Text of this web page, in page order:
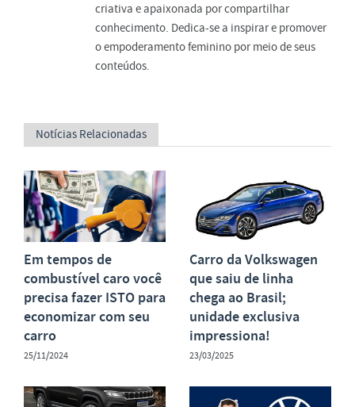
criativa e apaixonada por compartilhar
conhecimento. Dedica-se a inspirar e promover
o empoderamento feminino por meio de seus
conteúdos.
Notícias Relacionadas
Em tempos de
combustível caro você
precisa fazer ISTO para
economizar com seu
carro
25/11/2024
Carro da Volkswagen
que saiu de linha
chega ao Brasil;
unidade exclusiva
impressiona!
23/03/2025